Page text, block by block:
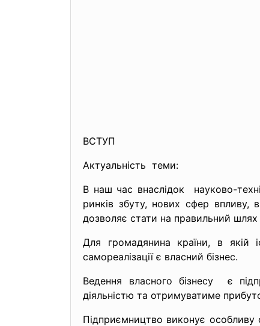
ВСТУП
Актуальність теми:
В наш час внаслідок науково-
ринків збуту, нових сфер впливу,
дозволяє стати на правильний шлях
Для громадянина країни, в якій
самореалізації є власний бізнес.
Ведення власного бізнесу є
діяльністю та отримуватиме
Підприємництво виконує особливу